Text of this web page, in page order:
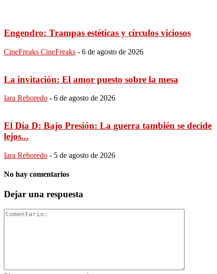
Engendro: Trampas estéticas y círculos viciosos
CineFreaks CineFreaks - 6 de agosto de 2026
La invitación: El amor puesto sobre la mesa
Iara Reboredo - 6 de agosto de 2026
El Día D: Bajo Presión: La guerra también se decide
lejos...
Iara Reboredo - 5 de agosto de 2026
No hay comentarios
Dejar una respuesta